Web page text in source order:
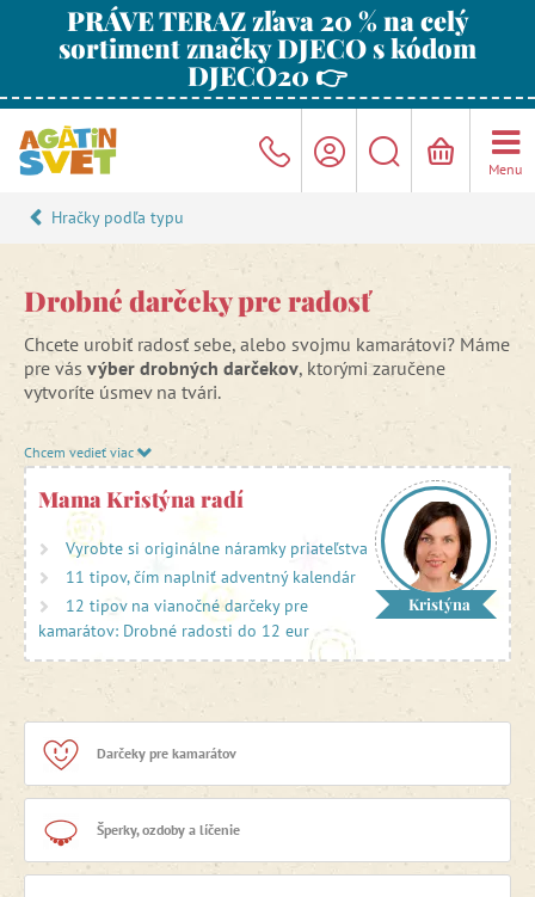
PRÁVE TERAZ zľava 20 % na celý
sortiment značky DJECO s kódom
DJECO20 👉
Menu
Hračky podľa typu
Drobné darčeky pre radosť
Chcete urobiť radosť sebe, alebo svojmu kamarátovi? Máme
pre vás výber drobných darčekov, ktorými zaručene
vytvoríte úsmev na tvári.
Chcem vedieť viac
Mama Kristýna radí
Vyrobte si originálne náramky priateľstva
11 tipov, čím naplniť adventný kalendár
12 tipov na vianočné darčeky pre
kamarátov: Drobné radosti do 12 eur
Kristýna
Darčeky pre kamarátov
Šperky, ozdoby a líčenie